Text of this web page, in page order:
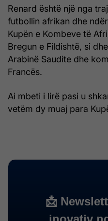
Renard është një nga
futbollin afrikan dhe
Kupën e Kombeve të
Bregun e Fildishtë, si
Arabinë Saudite dhe
Francës.
Ai mbeti i lirë pasi u
vetëm dy muaj para